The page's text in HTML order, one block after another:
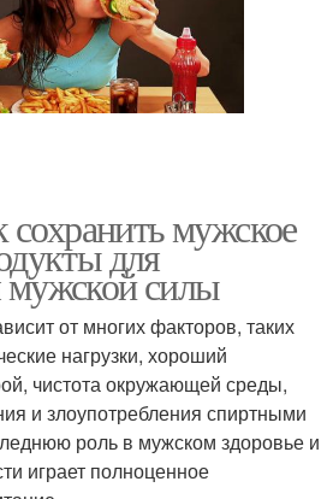
сохранить мужское
для
силы
от многих факторов, таких
нагрузки, хороший
чистота окружающей среды,
и злоупотребления спиртными
роль в мужском здоровье и
играет полноценное